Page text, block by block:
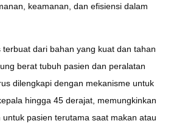
keamanan, dan efisiensi dalam
terbuat dari bahan yang kuat dan tahan
berat tubuh pasien dan peralatan
dilengkapi dengan mekanisme untuk
hingga 45 derajat, memungkinkan
untuk pasien terutama saat makan atau